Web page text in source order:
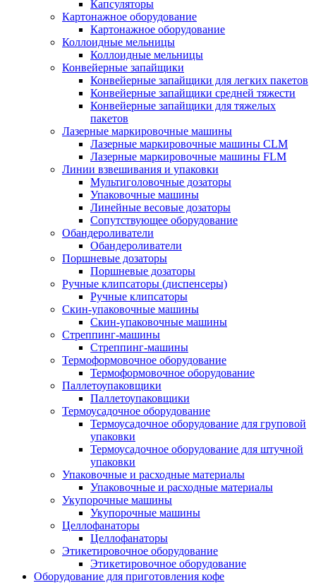
Капсуляторы
Картонажное оборудование
Картонажное оборудование
Коллоидные мельницы
Коллоидные мельницы
Конвейерные запайщики
Конвейерные запайщики для легких пакетов
Конвейерные запайщики средней тяжести
Конвейерные запайщики для тяжелых
пакетов
Лазерные маркировочные машины
Лазерные маркировочные машины CLM
Лазерные маркировочные машины FLM
Линии взвешивания и упаковки
Мультиголовочные дозаторы
Упаковочные машины
Линейные весовые дозаторы
Сопутствующее оборудование
Обандероливатели
Обандероливатели
Поршневые дозаторы
Поршневые дозаторы
Ручные клипсаторы (диспенсеры)
Ручные клипсаторы
Скин-упаковочные машины
Скин-упаковочные машины
Стреппинг-машины
Стреппинг-машины
Термоформовочное оборудование
Термоформовочное оборудование
Паллетоупаковщики
Паллетоупаковщики
Термоусадочное оборудование
Термоусадочное оборудование для груповой
упаковки
Термоусадочное оборудование для штучной
упаковки
Упаковочные и расходные материалы
Упаковочные и расходные материалы
Укупорочные машины
Укупорочные машины
Целлофанаторы
Целлофанаторы
Этикетировочное оборудование
Этикетировочное оборудование
Оборудование для приготовления кофе